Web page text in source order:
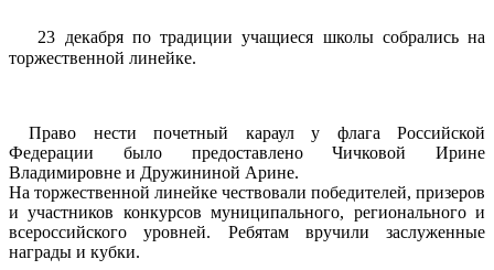
23 декабря по традиции учащиеся школы собрались на
торжественной линейке.
Право нести почетный караул у флага Российской
Федерации было предоставлено Чичковой Ирине
Владимировне и Дружининой Арине.
На торжественной линейке чествовали победителей, призеров
и участников конкурсов муниципального, регионального и
всероссийского уровней. Ребятам вручили заслуженные
награды и кубки.